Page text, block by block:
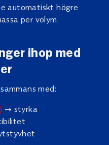
automatiskt högre
per volym.
ihop med
med:
→ styrka